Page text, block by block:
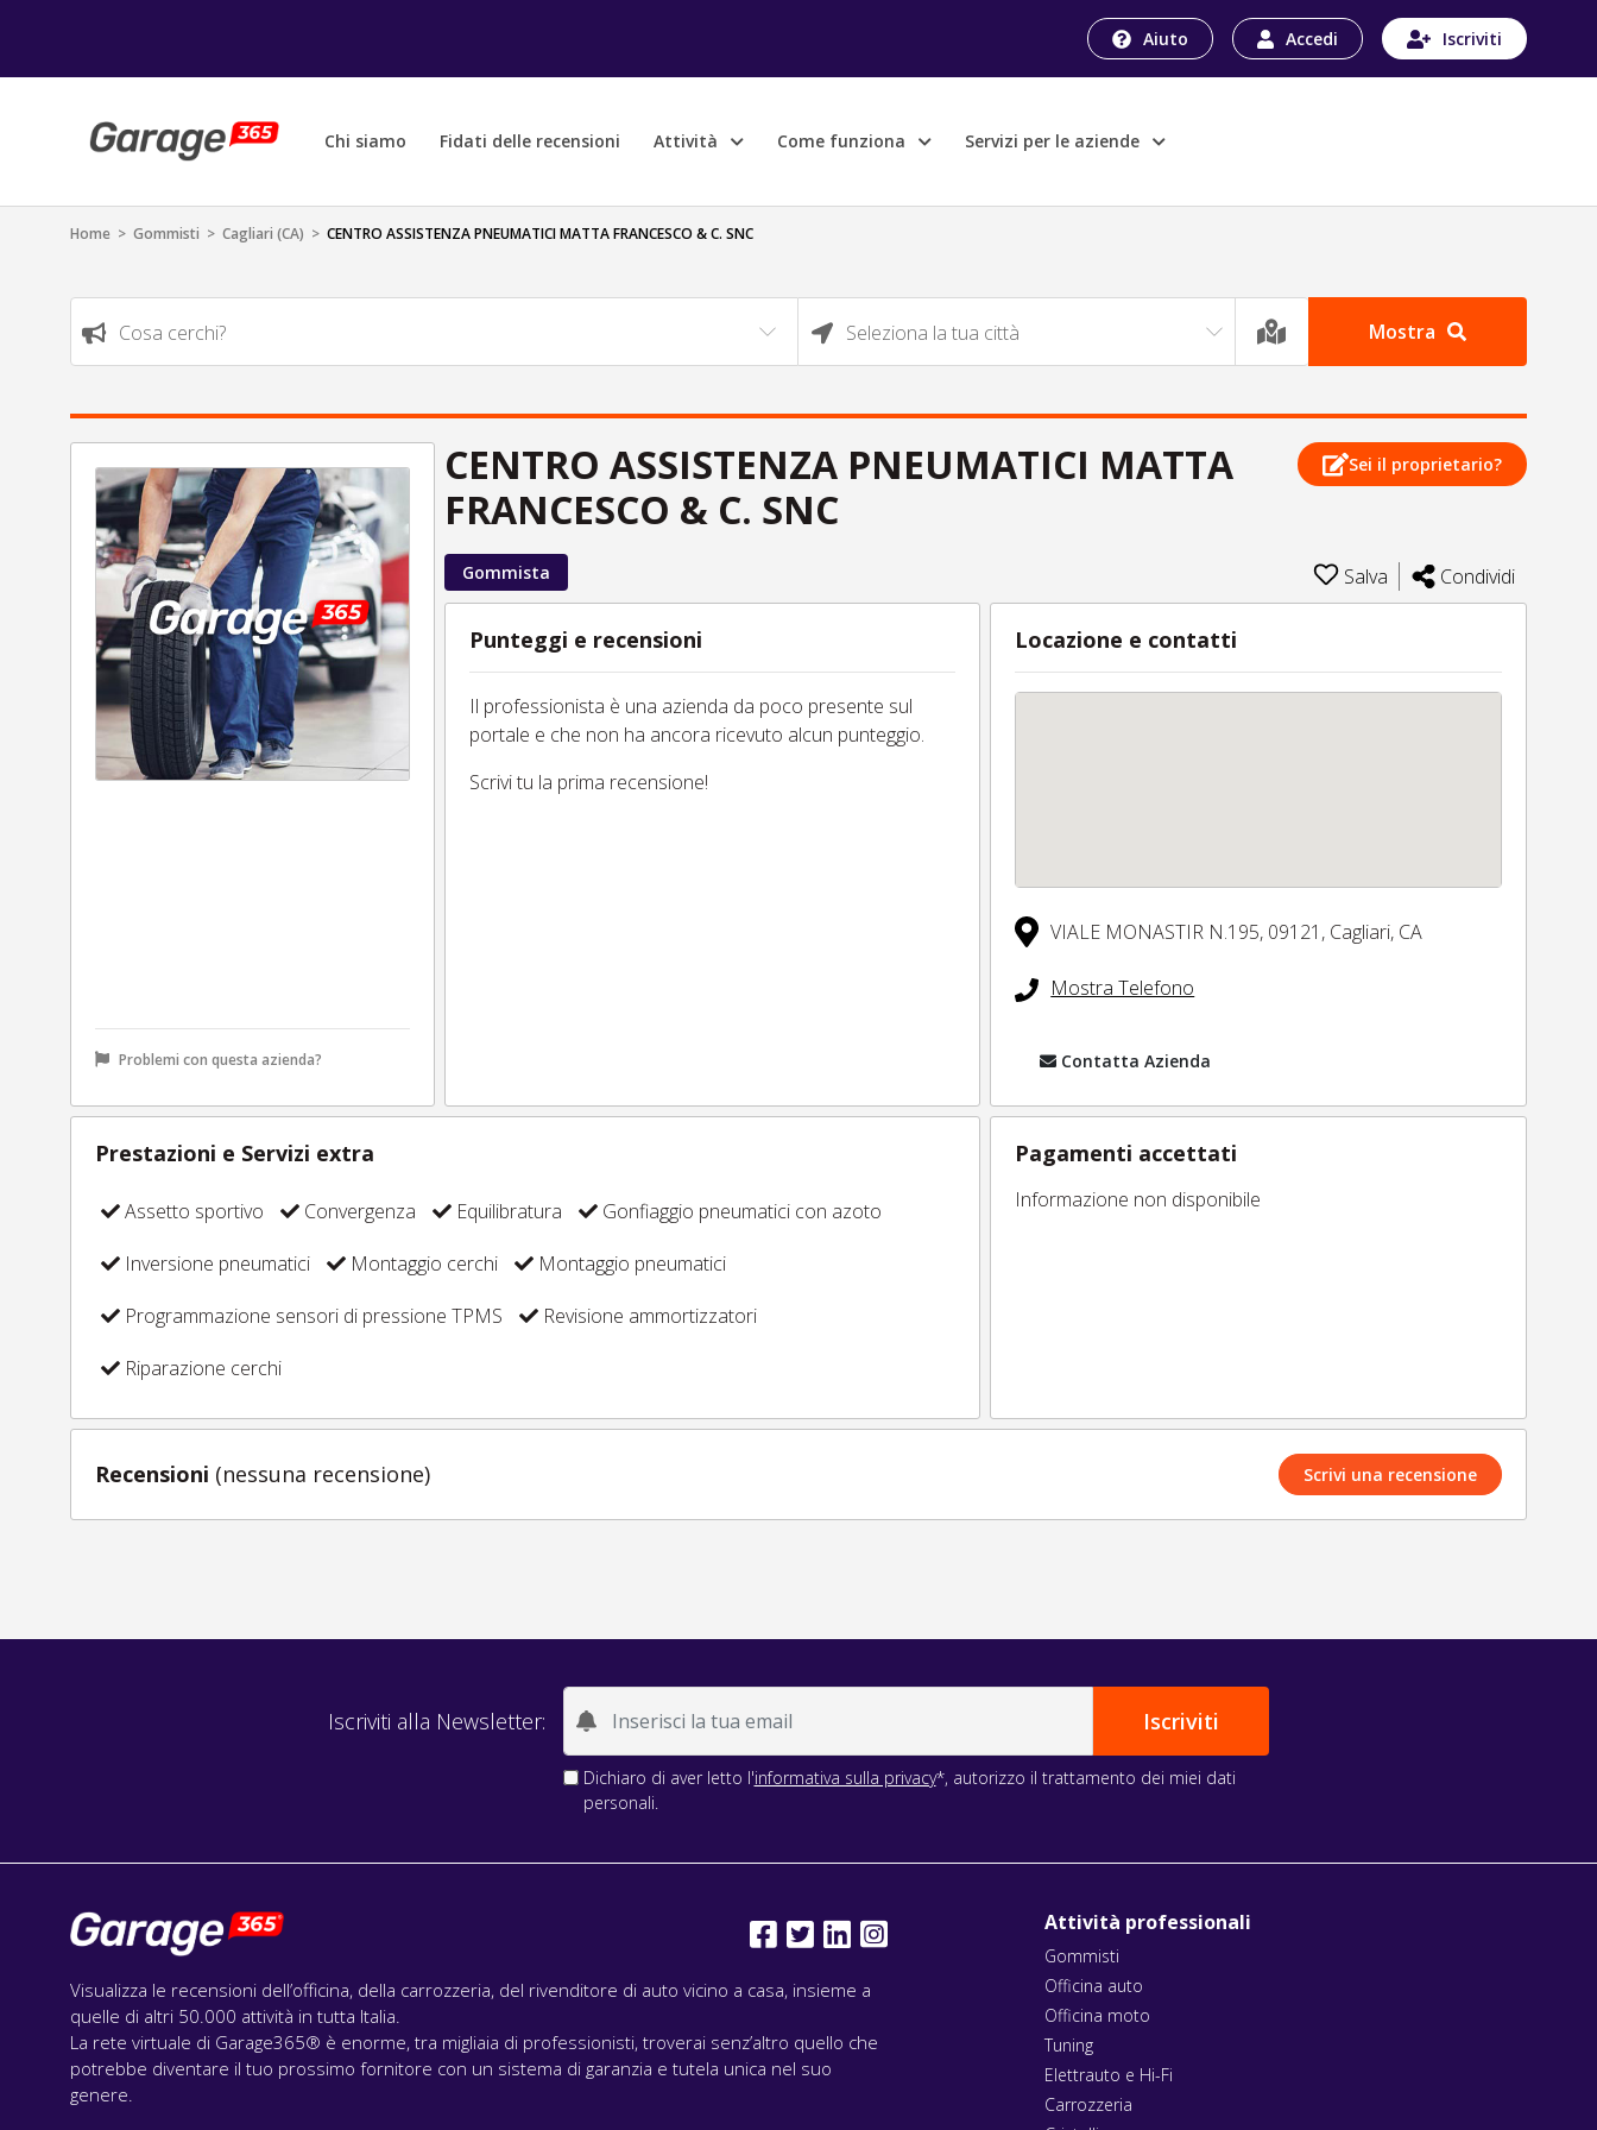
Aiuto Accedi Iscriviti
Chi siamo Fidati delle recensioni Attività Come funziona Servizi per le aziende
Home > Gommisti > Cagliari (CA) > CENTRO ASSISTENZA PNEUMATICI MATTA FRANCESCO & C. SNC
Cosa cerchi? Seleziona la tua città Mostra
Problemi con questa azienda?
CENTRO ASSISTENZA PNEUMATICI MATTA
FRANCESCO & C. SNC
Sei il proprietario?
Gommista Salva Condividi
Punteggi e recensioni
Il professionista è una azienda da poco presente sul
portale e che non ha ancora ricevuto alcun punteggio.
Scrivi tu la prima recensione!
Locazione e contatti
VIALE MONASTIR N.195, 09121, Cagliari, CA
Mostra Telefono
Contatta Azienda
Prestazioni e Servizi extra
Assetto sportivo Convergenza Equilibratura
Gonfiaggio pneumatici con azoto
Inversione pneumatici
Montaggio cerchi
Montaggio pneumatici
Programmazione sensori di pressione TPMS
Revisione ammortizzatori
Riparazione cerchi
Pagamenti accettati
Informazione non disponibile
Recensioni (nessuna recensione) Scrivi una recensione
Iscriviti alla Newsletter:
Dichiaro di aver letto l'informativa sulla privacy*, autorizzo il trattamento dei miei dati
personali.
Visualizza le recensioni dell’officina, della carrozzeria, del rivenditore di auto vicino a casa, insieme a
quelle di altri 50.000 attività in tutta Italia.
La rete virtuale di Garage365® è enorme, tra migliaia di professionisti, troverai senz’altro quello che
potrebbe diventare il tuo prossimo fornitore con un sistema di garanzia e tutela unica nel suo
genere.
Attività professionali
Gommisti
Officina auto
Officina moto
Tuning
Elettrauto e Hi-Fi
Carrozzeria